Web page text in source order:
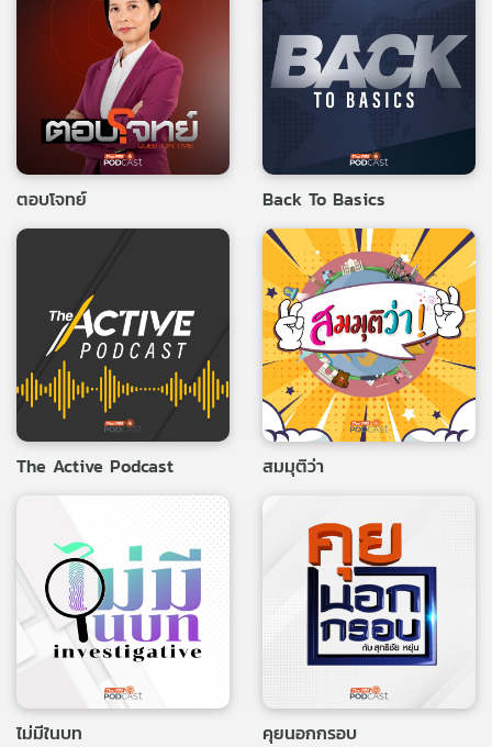
ตอบโจทย์ Back To Basics
The Active Podcast สมมุติว่า
ไม่มีในบท คุยนอกกรอบ